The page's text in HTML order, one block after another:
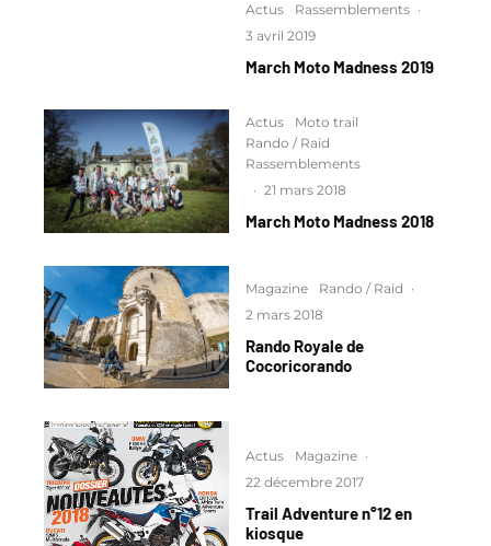
Actus Rassemblements ·
3 avril 2019
March Moto Madness 2019
Actus
Moto trail
Rando / Raid
Rassemblements
· 21 mars 2018
March Moto Madness 2018
Magazine Rando / Raid ·
2 mars 2018
Rando Royale de
Cocoricorando
Actus Magazine ·
22 décembre 2017
Trail Adventure n°12 en
kiosque